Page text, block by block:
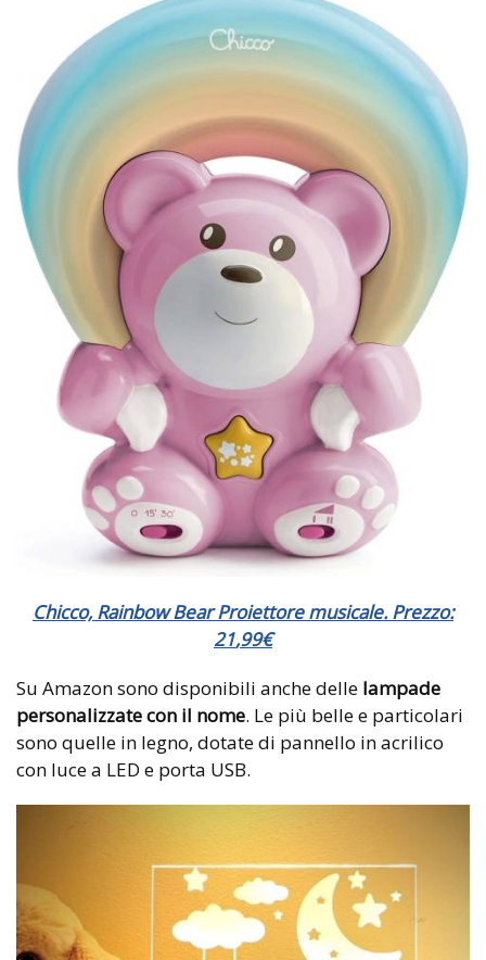
Chicco, Rainbow Bear Proiettore musicale. Prezzo:
21,99€
Su Amazon sono disponibili anche delle lampade
personalizzate con il nome. Le più belle e particolari
sono quelle in legno, dotate di pannello in acrilico
con luce a LED e porta USB.